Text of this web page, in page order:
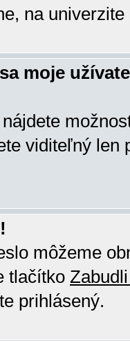
na univerzite
moje
nájdete
viditeľný len
môžeme
tlačítko
prihlásený.